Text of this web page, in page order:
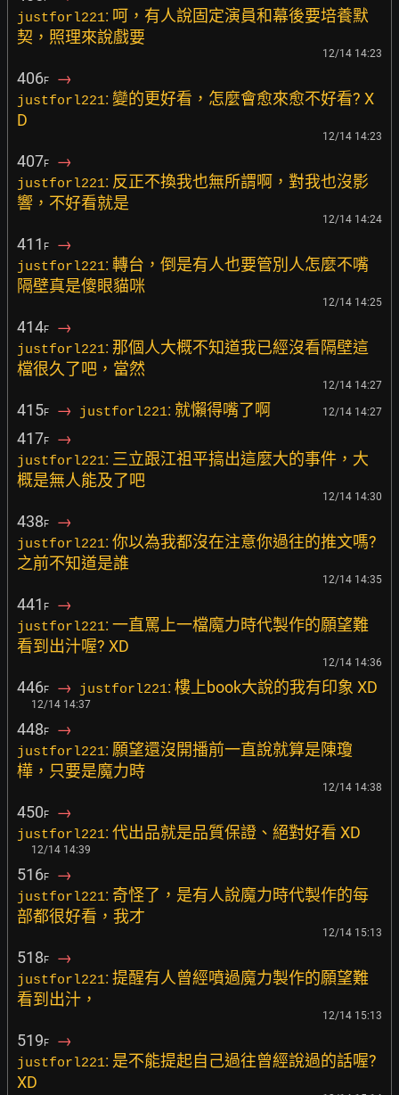
justforl221: 呵，有人說固定演員和幕後要培養默
契，照理來說戲要
12/14 14:23
406F →
justforl221: 變的更好看，怎麼會愈來愈不好看? X
D
12/14 14:23
407F →
justforl221: 反正不換我也無所謂啊，對我也沒影
響，不好看就是
12/14 14:24
411 F →
justforl221: 轉台，倒是有人也要管別人怎麼不嘴
隔壁真是傻眼貓咪
12/14 14:25
414F →
justforl221: 那個人大概不知道我已經沒看隔壁這
檔很久了吧，當然
12/14 14:27
415F → justforl221: 就懶得嘴了啊 12/14 14:27
417F →
justforl221: 三立跟江祖平搞出這麼大的事件，大
概是無人能及了吧
12/14 14:30
438F →
justforl221: 你以為我都沒在注意你過往的推文嗎?
之前不知道是誰
12/14 14:35
441 F →
justforl221: 一直罵上一檔魔力時代製作的願望難
看到出汁喔? XD
12/14 14:36
446F → justforl221: 樓上book大說的我有印象 XD
12/14 14:37
448F →
justforl221: 願望還沒開播前一直說就算是陳瓊
樺，只要是魔力時
12/14 14:38
450F →
justforl221: 代出品就是品質保證、絕對好看 XD
12/14 14:39
516F →
justforl221: 奇怪了，是有人說魔力時代製作的每
部都很好看，我才
12/14 15:13
518F →
justforl221: 提醒有人曾經噴過魔力製作的願望難
看到出汁，
12/14 15:13
519F →
justforl221: 是不能提起自己過往曾經說過的話喔?
XD